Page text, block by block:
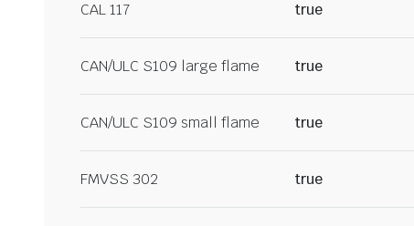
CAL 117 true
CAN/ULC S109 large flame true
CAN/ULC S109 small flame true
FMVSS 302 true